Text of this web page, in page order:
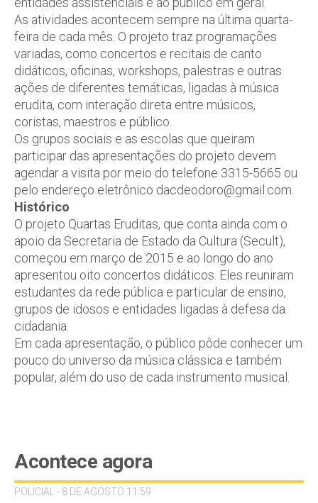
As atividades acontecem sempre na última quarta-
feira de cada mês. O projeto traz programações
variadas, como concertos e recitais de canto
didáticos, oficinas, workshops, palestras e outras
ações de diferentes temáticas, ligadas à música
erudita, com interação direta entre músicos,
coristas, maestros e público.
Os grupos sociais e as escolas que queiram
participar das apresentações do projeto devem
agendar a visita por meio do telefone 3315-5665 ou
pelo endereço eletrônico dacdeodoro@gmail.com.
Histórico
O projeto Quartas Eruditas, que conta ainda com o
apoio da Secretaria de Estado da Cultura (Secult),
começou em março de 2015 e ao longo do ano
apresentou oito concertos didáticos. Eles reuniram
estudantes da rede pública e particular de ensino,
grupos de idosos e entidades ligadas à defesa da
cidadania.
Em cada apresentação, o público pôde conhecer um
pouco do universo da música clássica e também
popular, além do uso de cada instrumento musical.
Acontece agora
POLICIAL - 8 DE AGOSTO 11:59